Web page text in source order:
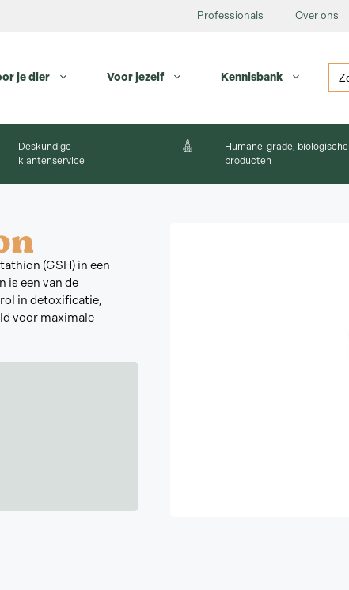
Professionals Over ons
je dier Voor jezelf Kennisbank
Deskundige
klantenservice
Humane-grade, biologische
producten
(GSH) in een
is een van de
in detoxificatie,
voor maximale